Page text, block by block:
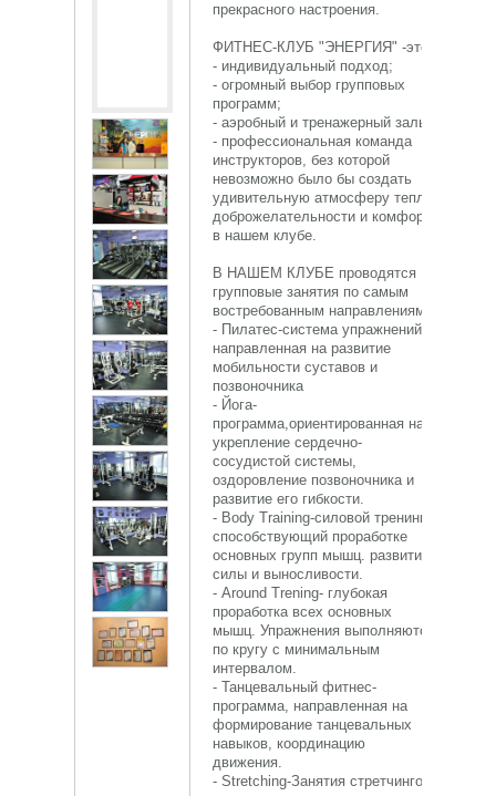
прекрасного настроения.
ФИТНЕС-КЛУБ "ЭНЕРГИЯ" -это
- индивидуальный подход;
- огромный выбор групповых
программ;
- аэробный и тренажерный залы;
- профессиональная команда
инструкторов, без которой
невозможно было бы создать
удивительную атмосферу тепла,
доброжелательности и комфорта
в нашем клубе.
В НАШЕМ КЛУБЕ проводятся
групповые занятия по самым
востребованным направлениям
- Пилатес-система упражнений,
направленная на развитие
мобильности суставов и
позвоночника
- Йога-
программа,ориентированная на
укрепление сердечно-
сосудистой системы,
оздоровление позвоночника и
развитие его гибкости.
- Body Training-силовой тренинг,
способствующий проработке
основных групп мышц. развитию
силы и выносливости.
- Around Trening- глубокая
проработка всех основных
мышц. Упражнения выполняются
по кругу с минимальным
интервалом.
- Танцевальный фитнес-
программа, направленная на
формирование танцевальных
навыков, координацию
движения.
- Stretching-Занятия стретчингом